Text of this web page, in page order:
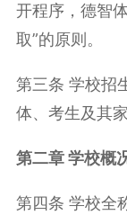
开程序，德智
取”的原则。
第三条 学校招
体、考生及其
第二章 学校概
第四条 学校全